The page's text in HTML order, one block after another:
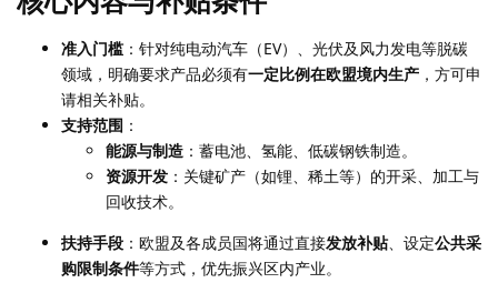
准入门槛 ：针对纯电动汽车（EV）、光伏及风力发电等脱碳
领域，明确要求产品必须有一定比例在欧盟境内生产 ，方可申
请相关补贴。
支持范围 ：
能源与制造 ：蓄电池、氢能、低碳钢铁制造。
资源开发 ：关键矿产（如锂、稀土等）的开采、加工与
回收技术。
扶持手段 ：欧盟及各成员国将通过直接发放补贴、设定公共采
购限制条件等方式，优先振兴区内产业。